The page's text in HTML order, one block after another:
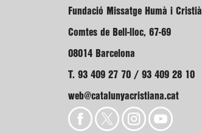
Fundació Missatge Humà i Cristià
Comtes de Bell-lloc, 67-69
08014 Barcelona
T. 93 409 27 70 / 93 409 28 10
web@catalunyacristiana.cat